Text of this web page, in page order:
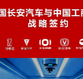
(2)
(2)
开业
为2026“中国之选”